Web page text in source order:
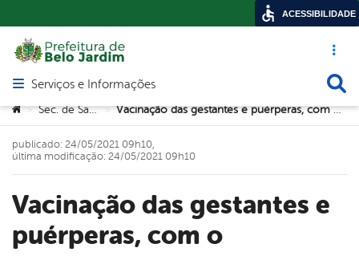
Acesso
Abrir menu principal de navegação
Serviços e Informações
Você está aqui:
> Sec. de Saúde > Vacinação das gestantes e puérperas, com o imunizante Pfizer, será realizada em Belo Jardim, a partir desta terça-feira
Vacinação das gestantes e
puérperas, com o
publicado: 24/05/2021 09h10,
última modificação: 24/05/2021 09h10
ACESSIBILIDADE